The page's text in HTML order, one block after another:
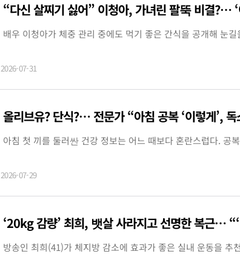
“다신 살찌기 싫어” 이청아, 가녀린 팔뚝 비결?…
배우 이청아가 체중 관리 중에도 먹기 좋은 간식을 공개해 눈
2026-07-31
올리브유? 단식?… 전문가 “아침 공복 ‘이렇게’,
아침 첫 끼를 둘러싼 건강 정보는 어느 때보다 혼란스럽다. 공
2026-07-29
‘20kg 감량’ 최희, 뱃살 사라지고 선명한 복근…
방송인 최희(41)가 체지방 감소에 효과가 좋은 실내 운동을